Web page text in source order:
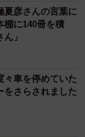
夏彦さんの言葉に
に140冊を積
」
々車を停めていた
さらされました